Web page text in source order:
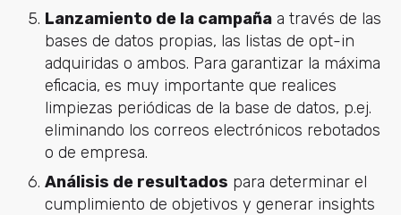
Lanzamiento de la campañaa través de las
bases de datos propias, las listas de opt-in
adquiridas o ambos. Para garantizar la máxima
eficacia, es muy importante que realices
limpiezas periódicas de la base de datos, p.ej.
eliminando los correos electrónicos rebotados
o de empresa.
Análisis de resultados para determinar el
cumplimiento de objetivos y generar insights